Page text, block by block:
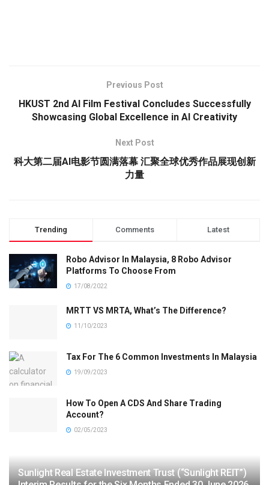
Previous Post
HKUST 2nd AI Film Festival Concludes Successfully
Showcasing Global Excellence in AI Creativity
Next Post
科大第二届AI电影节圆满落幕 汇聚全球优秀作品展现创新
力量
Trending Comments Latest
Robo Advisor In Malaysia, 8 Robo Advisor
Platforms To Choose From
17/08/2022
MRTT VS MRTA, What’s The Difference?
11/10/2023
Tax For The 6 Common Investments In Malaysia
19/09/2023
How To Open A CDS And Share Trading
Account?
02/05/2023
Sunlight Real Estate Investment Trust (“Sunlight REIT”)